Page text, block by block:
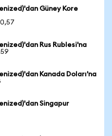
Güney Kore
Rus Rublesi'na
Kanada Doları'na
Singapur